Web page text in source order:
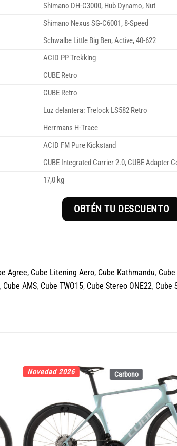
Shimano DH-C3000, Hub Dynamo, Nut
Shimano Nexus SG-C6001, 8-Speed
Schwalbe Little Big Ben, Active, 40-622
ACID PP Trekking
CUBE Retro
CUBE Retro
Luz delantera: Trelock LS582 Retro
Herrmans H-Trace
ACID FM Pure Kickstand
CUBE Integrated Carrier 2.0, CUBE Adapter
17,0 kg
OBTÉN TU DESCUENTO
Agree, Cube Litening Aero, Cube Kathmandu,
, Cube AMS, Cube TWO15, Cube Stereo ONE22, Cube
Carbono
Novedad 2026